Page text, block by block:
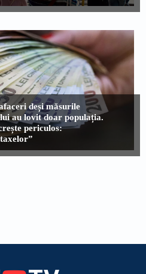
deși măsurile
au lovit doar populația.
periculos: